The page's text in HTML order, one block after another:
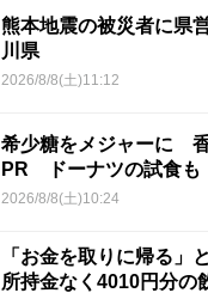
熊本地震の被災者に県
川県
2026/8/8(土)11:12
希少糖をメジャーに
PR ドーナツの試食も
2026/8/8(土)10:24
「お金を取りに帰る
所持金なく4010円分